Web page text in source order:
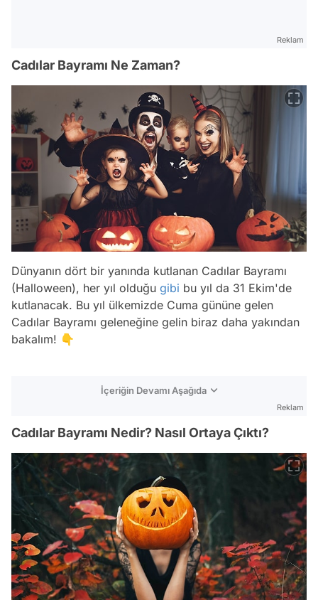
Reklam
Cadılar Bayramı Ne Zaman?
Dünyanın dört bir yanında kutlanan Cadılar Bayramı
(Halloween), her yıl olduğu gibi bu yıl da 31 Ekim'de
kutlanacak. Bu yıl ülkemizde Cuma gününe gelen
Cadılar Bayramı geleneğine gelin biraz daha yakından
bakalım! 👇
İçeriğin Devamı Aşağıda
Reklam
Cadılar Bayramı Nedir? Nasıl Ortaya Çıktı?